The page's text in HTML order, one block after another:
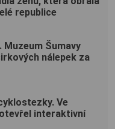
republice
Muzeum Šumavy
nálepek za
Ve
interaktivní